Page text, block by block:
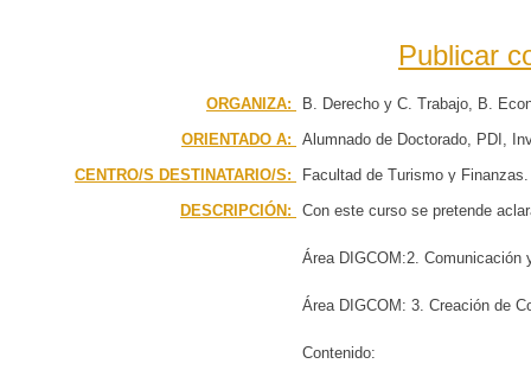
PÁGINA PRINCIPAL
BÚSQUEDA AVANZADA
CALENDARIO
Publicar
ORGANIZA: B. Derecho y C. Trabajo
B.
ORIENTADO A:
Alumnado de Doctorado PDI
CENTRO/S DESTINATARIO/S:
Facultad de Turismo y Finanzas
DESCRIPCIÓN:
Con este curso se pretende
Área DIGCOM:2. Comunicación
Área DIGCOM: 3. Creación de
Contenido: